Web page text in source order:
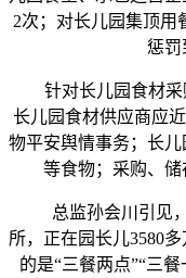
2次；对长儿园集顶用
惩罚
针对长儿园食材采购
长儿园食材供应商应
物平安舆情事务；长
等食物；采购、储
总监孙会川引见，
所，正在园长儿3580
的是“三餐两点”“三